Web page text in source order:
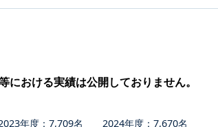
おける実績は公開しておりません。
年度：7,709名 2024年度：7,670名